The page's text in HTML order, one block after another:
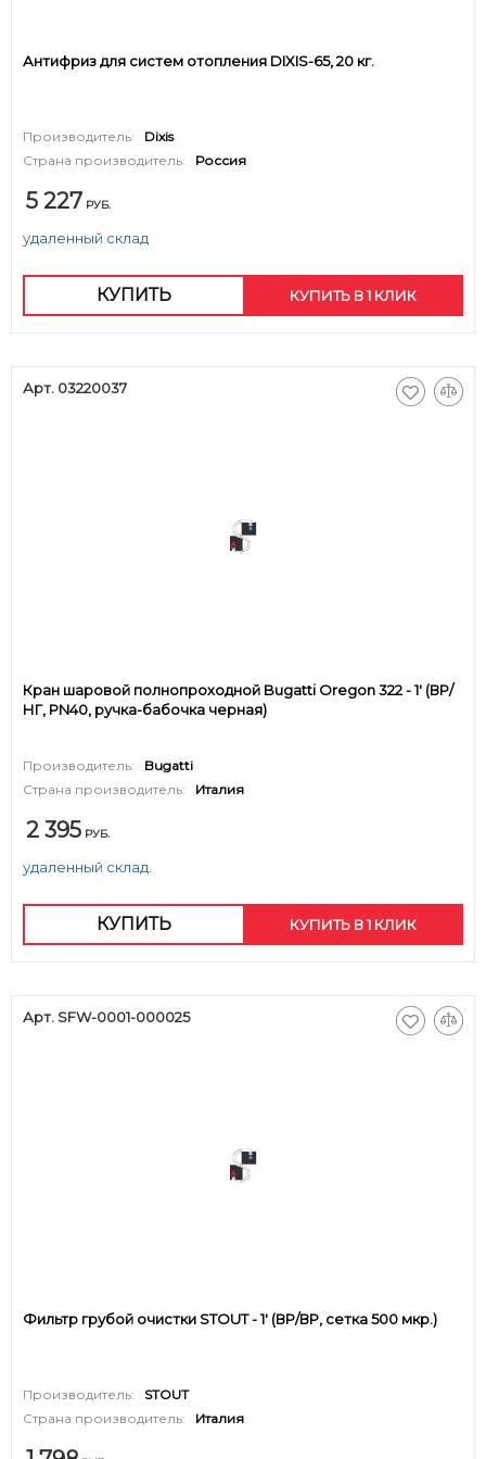
Антифриз для систем отопления DIXIS-65, 20 кг.
Производитель:
Dixis
Страна производитель:
Россия
5 227 РУБ.
удаленный склад
КУПИТЬ КУПИТЬ В 1 КЛИК
Арт. 03220037
Кран шаровой полнопроходной Bugatti Oregon 322 - 1' (ВР/
НГ, PN40, ручка-бабочка черная)
Производитель:
Bugatti
Страна производитель:
Италия
2 395 РУБ.
удаленный склад.
КУПИТЬ КУПИТЬ В 1 КЛИК
Арт. SFW-0001-000025
Фильтр грубой очистки STOUT - 1' (ВР/ВР, сетка 500 мкр.)
Производитель:
STOUT
Страна производитель:
Италия